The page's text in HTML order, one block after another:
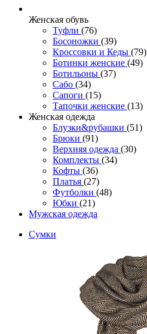
Женcкая обувь
Туфли (76)
Босоножки (39)
Кроссовки и Кеды (79)
Ботинки женские (49)
Ботильоны (37)
Сабо (34)
Сапоги (15)
Тапочки женские (13)
Женская одежда
Блузки&рубашки (51)
Брюки (91)
Верхняя одежда (30)
Комплекты (34)
Кофты (36)
Платья (27)
Футболки (48)
Юбки (21)
Мужская одежда
Сумки